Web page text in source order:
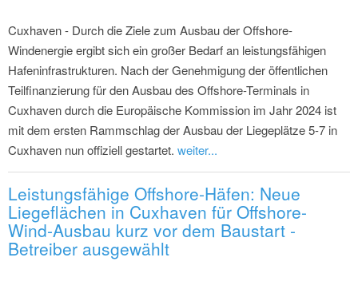
Cuxhaven - Durch die Ziele zum Ausbau der Offshore-
Windenergie ergibt sich ein großer Bedarf an leistungsfähigen
Hafeninfrastrukturen. Nach der Genehmigung der öffentlichen
Teilfinanzierung für den Ausbau des Offshore-Terminals in
Cuxhaven durch die Europäische Kommission im Jahr 2024 ist
mit dem ersten Rammschlag der Ausbau der Liegeplätze 5-7 in
Cuxhaven nun offiziell gestartet. weiter...
Leistungsfähige Offshore-Häfen: Neue
Liegeflächen in Cuxhaven für Offshore-
Wind-Ausbau kurz vor dem Baustart -
Betreiber ausgewählt